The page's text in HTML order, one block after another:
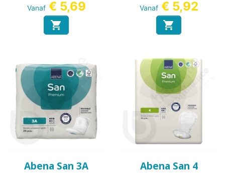
Vanaf € 5,69

Vanaf € 5,92

Abena San 3A Abena San 4